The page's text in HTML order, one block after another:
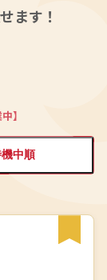
ます！
】
中順